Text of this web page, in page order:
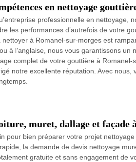
en nettoyage
professionnelle en nettoyage,
les performances d’autrefois de votre
nettoyer à Romanel-sur-morges est
à l’anglaise, nous vous garantissons
complet de votre gouttière à
notre excellente réputation. Avec
muret, dallage et façade
pour bien préparer votre projet
la demande de devis nettoyage
gratuite et sans engagement de